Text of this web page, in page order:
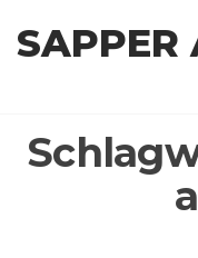
Inhalt
SAPPER